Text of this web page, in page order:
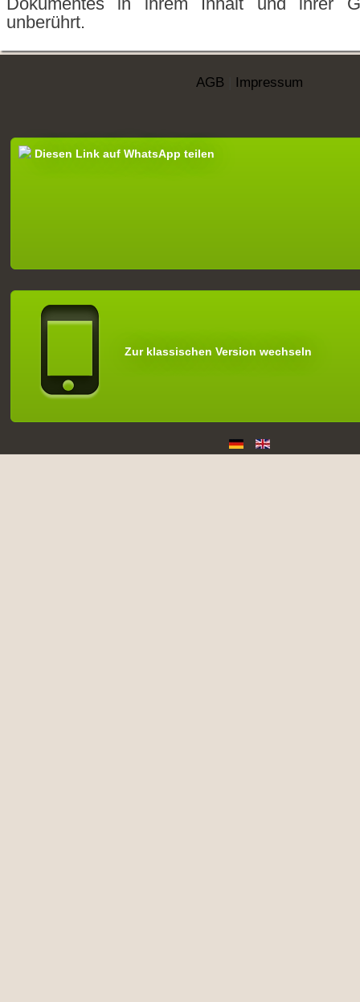
unberührt.
AGB Impressum
Diesen Link auf WhatsApp teilen
Zur klassischen Version wechseln